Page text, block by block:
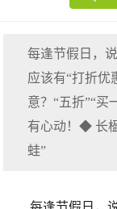
每逢节假日，
应该有“打折优
意？“五折”“买
有心动！◆ 长
蛙”